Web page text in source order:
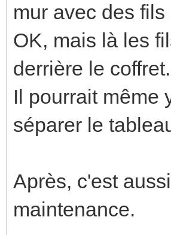
C'est beau!
Trouver
Weee
Senior Member
10/06/2021, 16:51:38
Ives a écrit :